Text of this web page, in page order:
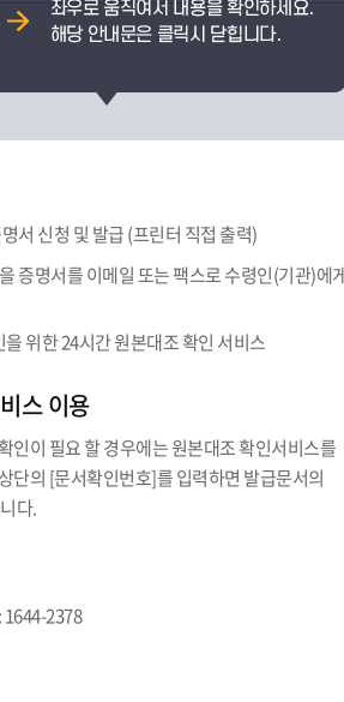
서 신청 및 발급 (프린터 직접 출력)
증명서를 이메일 또는 팩스로 수령인(기관)에
위한 24시간 원본대조 확인 서비스
스 이용
인이 필요 할 경우에는 원본대조 확인서비스를
단의 [문서확인번호]를 입력하면 발급문서의
다.
1644-2378